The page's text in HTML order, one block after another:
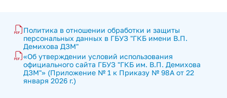
Политика в отношении обработки и защиты
персональных данных в ГБУЗ "ГКБ имени В.П.
Демихова ДЗМ"
«Об утверждении условий использования
официального сайта ГБУЗ "ГКБ им. В.П. Демихова
ДЗМ"» (Приложение № 1 к Приказу № 98А от 22
января 2026 г.)